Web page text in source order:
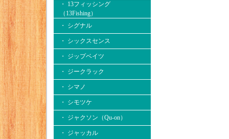
・ 13フィッシング
（13Fishing）
・ シグナル
・ シックスセンス
・ ジップベイツ
・ ジークラック
・ シマノ
・ シモツケ
・ ジャクソン（Qu-on）
・ ジャッカル